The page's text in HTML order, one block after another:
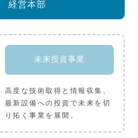
経営本部
未来投資事業
高度な技術取得と情報収集、
最新設備への投資で未来を切
り拓く事業を展開。